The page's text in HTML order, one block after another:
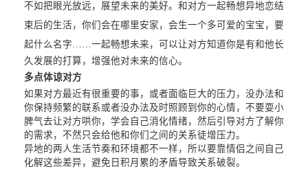
不如把眼光放远，展望未来的美好。和对方一起畅想异地恋结
束后的生活，你们会在哪里安家，会生一个多可爱的宝宝，要
起什么名字……一起畅想未来，可以让对方知道你是有和他长
久发展的打算，增强他对未来的信心。
多点体谅对方
如果对方最近有很重要的事，或者面临巨大的压力，没办法和
你保持频繁的联系或者没办法及时照顾到你的心情，不要耍小
脾气去让对方哄你，学会自己消化情绪，然后引导对方了解你
的需求，不然只会给他和你们之间的关系徒增压力。
异地的两人生活节奏和环境都不一样，所以要靠情侣之间自己
化解这些差异，避免日积月累的矛盾导致关系破裂。